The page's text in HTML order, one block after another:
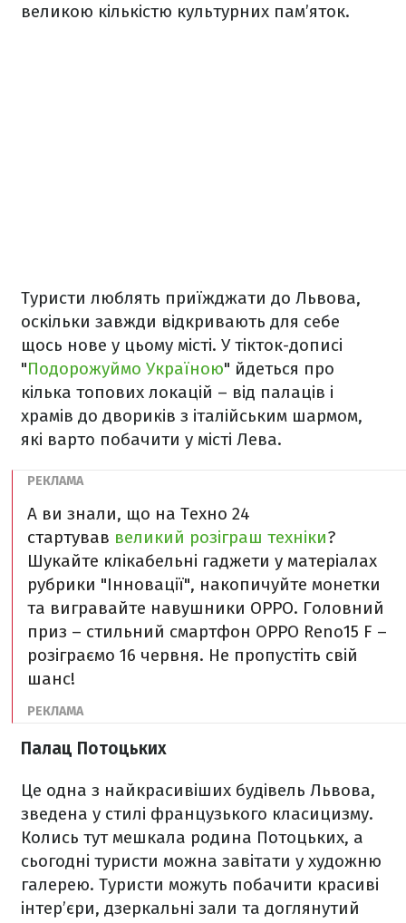
великою кількістю культурних пам’яток.
Туристи люблять приїжджати до Львова,
оскільки завжди відкривають для себе
щось нове у цьому місті. У тікток-дописі
"Подорожуймо Україною" йдеться про
кілька топових локацій – від палаців і
храмів до двориків з італійським шармом,
які варто побачити у місті Лева.
А ви знали, що на Техно 24
стартував великий розіграш техніки?
Шукайте клікабельні гаджети у матеріалах
рубрики "Інновації", накопичуйте монетки
та вигравайте навушники OPPO. Головний
приз – стильний смартфон ОРРО Reno15 F –
розіграємо 16 червня. Не пропустіть свій
шанс!
Палац Потоцьких
Це одна з найкрасивіших будівель Львова,
зведена у стилі французького класицизму.
Колись тут мешкала родина Потоцьких, а
сьогодні туристи можна завітати у художню
галерею. Туристи можуть побачити красиві
інтер’єри, дзеркальні зали та доглянутий